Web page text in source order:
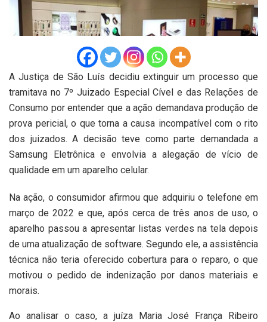
A Justiça de São Luís decidiu extinguir um processo que
tramitava no 7º Juizado Especial Cível e das Relações de
Consumo por entender que a ação demandava produção de
prova pericial, o que torna a causa incompatível com o rito
dos juizados. A decisão teve como parte demandada a
Samsung Eletrônica e envolvia a alegação de vício de
qualidade em um aparelho celular.
Na ação, o consumidor afirmou que adquiriu o telefone em
março de 2022 e que, após cerca de três anos de uso, o
aparelho passou a apresentar listas verdes na tela depois
de uma atualização de software. Segundo ele, a assistência
técnica não teria oferecido cobertura para o reparo, o que
motivou o pedido de indenização por danos materiais e
morais.
Ao analisar o caso, a juíza Maria José França Ribeiro